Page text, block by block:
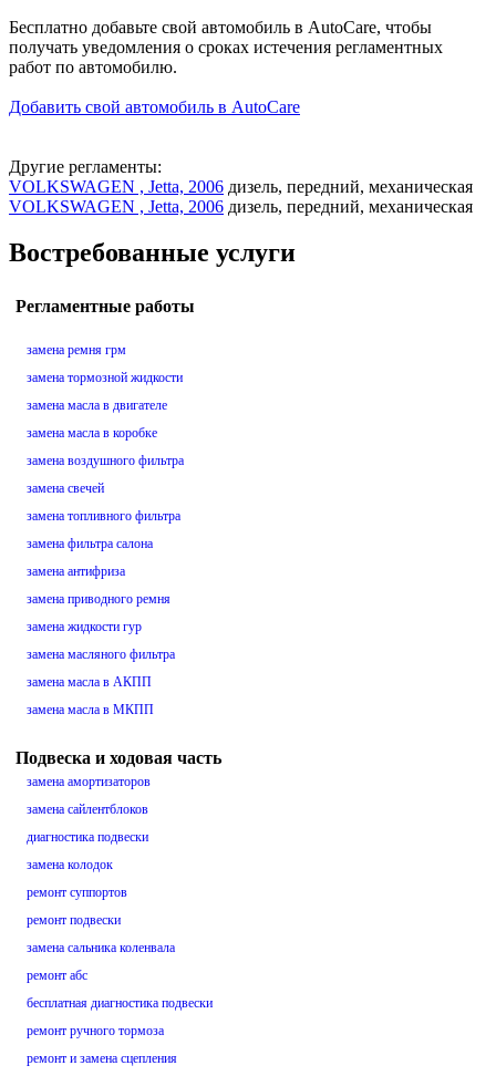
Бесплатно добавьте свой автомобиль в AutoCare, чтобы
получать уведомления о сроках истечения регламентных
работ по автомобилю.
Добавить свой автомобиль в AutoCare
Другие регламенты:
VOLKSWAGEN , Jetta, 2006 дизель, передний, механическая
VOLKSWAGEN , Jetta, 2006 дизель, передний, механическая
Востребованные услуги
Регламентные работы
замена ремня грм
замена тормозной жидкости
замена масла в двигателе
замена масла в коробке
замена воздушного фильтра
замена свечей
замена топливного фильтра
замена фильтра салона
замена антифриза
замена приводного ремня
замена жидкости гур
замена масляного фильтра
замена масла в АКПП
замена масла в МКПП
Подвеска и ходовая часть
замена амортизаторов
замена сайлентблоков
диагностика подвески
замена колодок
ремонт суппортов
ремонт подвески
замена сальника коленвала
ремонт абс
бесплатная диагностика подвески
ремонт ручного тормоза
ремонт и замена сцепления